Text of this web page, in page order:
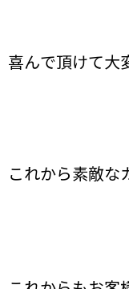
喜んで頂けて大
これから素敵な